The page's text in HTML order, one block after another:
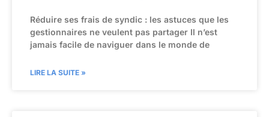
Réduire ses frais de syndic : les astuces que les
gestionnaires ne veulent pas partager Il n’est
jamais facile de naviguer dans le monde de
LIRE LA SUITE »